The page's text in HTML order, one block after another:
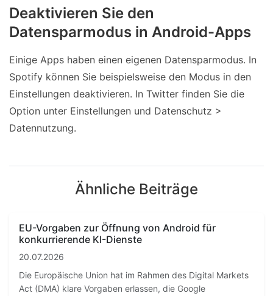
Deaktivieren Sie den
Datensparmodus in Android-Apps
Einige Apps haben einen eigenen Datensparmodus. In
Spotify können Sie beispielsweise den Modus in den
Einstellungen deaktivieren. In Twitter finden Sie die
Option unter Einstellungen und Datenschutz >
Datennutzung.
Ähnliche Beiträge
EU-Vorgaben zur Öffnung von Android für
konkurrierende KI-Dienste
20.07.2026
Die Europäische Union hat im Rahmen des Digital Markets
Act (DMA) klare Vorgaben erlassen, die Google